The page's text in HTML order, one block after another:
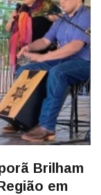
Brilham
em